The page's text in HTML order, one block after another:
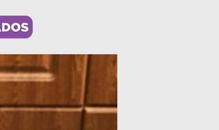
a todo el país